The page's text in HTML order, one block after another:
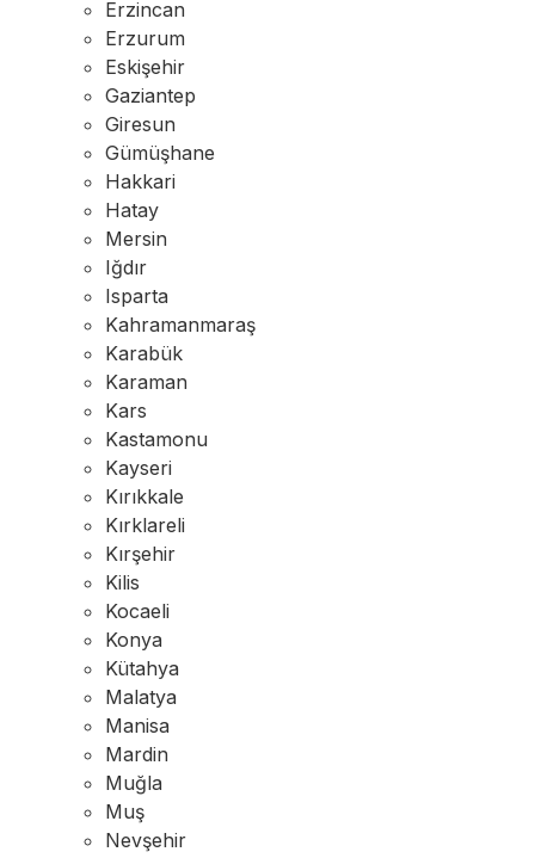
Erzincan
Erzurum
Eskişehir
Gaziantep
Giresun
Gümüşhane
Hakkari
Hatay
Mersin
Iğdır
Isparta
Kahramanmaraş
Karabük
Karaman
Kars
Kastamonu
Kayseri
Kırıkkale
Kırklareli
Kırşehir
Kilis
Kocaeli
Konya
Kütahya
Malatya
Manisa
Mardin
Muğla
Muş
Nevşehir